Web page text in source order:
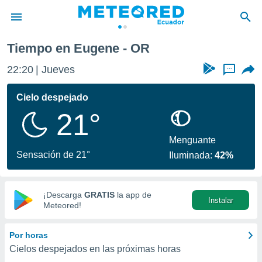
de
ha
calidad.
a este
las
y
digital
basada
Tiempo en Eugene - OR
22:20 Jueves ...
Cielo despejado
21°
Sensación de 21°
Menguante
Iluminada:42%
¡Descarga GRATIS la app de
Meteored!
Instalar
Por horas
Cielos despejados en las próximas horas